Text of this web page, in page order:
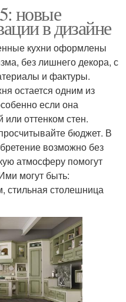
новые
в дизайне
кухни оформлены
без лишнего декора, с
и фактуры.
остается одним из
если она
или оттенком стен.
бюджет. В
возможно без
атмосферу помогут
могут быть:
стильная столешница